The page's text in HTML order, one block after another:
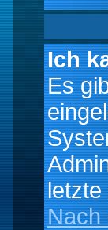
Ich
Es
letzte
Nach